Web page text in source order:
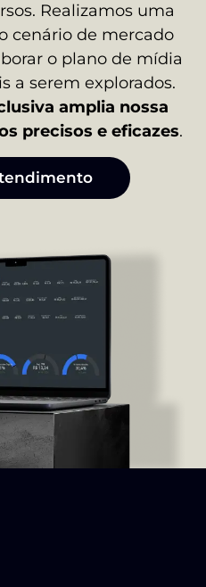
Realizamos uma
cenário de mercado
o plano de mídia
a serem explorados.
amplia nossa
precisos e eficazes.